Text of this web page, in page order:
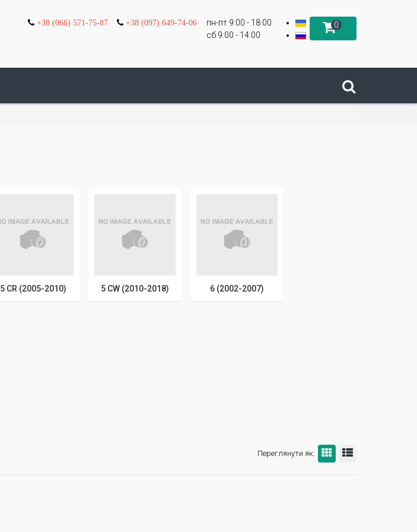
+38 (066) 571-75-87 +38 (097) 649-74-06
пн-пт 9:00 - 18:00
сб 9:00 - 14:00
0
5 CR (2005-2010) 5 CW (2010-2018) 6 (2002-2007)
Переглянути як: